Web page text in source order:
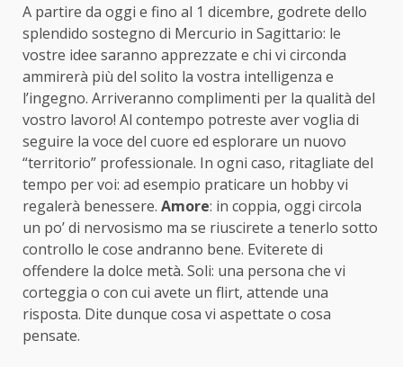
A partire da oggi e fino al 1 dicembre, godrete dello
splendido sostegno di Mercurio in Sagittario: le
vostre idee saranno apprezzate e chi vi circonda
ammirerà più del solito la vostra intelligenza e
l’ingegno. Arriveranno complimenti per la qualità del
vostro lavoro! Al contempo potreste aver voglia di
seguire la voce del cuore ed esplorare un nuovo
“territorio” professionale. In ogni caso, ritagliate del
tempo per voi: ad esempio praticare un hobby vi
regalerà benessere. Amore: in coppia, oggi circola
un po’ di nervosismo ma se riuscirete a tenerlo sotto
controllo le cose andranno bene. Eviterete di
offendere la dolce metà. Soli: una persona che vi
corteggia o con cui avete un flirt, attende una
risposta. Dite dunque cosa vi aspettate o cosa
pensate.